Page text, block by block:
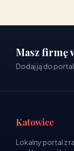
Masz firmę
Dodaj ją do
Katowice
Lokalny portal z